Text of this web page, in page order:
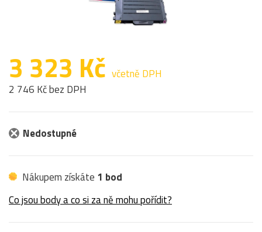
3 323 Kč včetně DPH
2 746 Kč bez DPH
Nedostupné
Nákupem získáte 1 bod
Co jsou body a co si za ně mohu pořídit?